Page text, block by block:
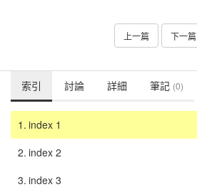
上一篇 下一篇
索引 討論 詳細 筆記 (0)
1. index 1
2. index 2
3. index 3